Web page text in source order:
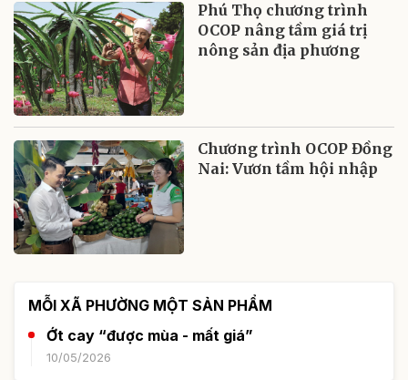
Phú Thọ chương trình
OCOP nâng tầm giá trị
nông sản địa phương
Chương trình OCOP Đồng
Nai: Vươn tầm hội nhập
MỖI XÃ PHƯỜNG MỘT SẢN PHẨM
Ớt cay “được mùa - mất giá”
10/05/2026